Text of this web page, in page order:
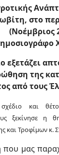
στο
(Νοέμβριος
εξετάζει
της
από τους
και
ξεκίνησε η
και Τροφίμων κ.
που μας